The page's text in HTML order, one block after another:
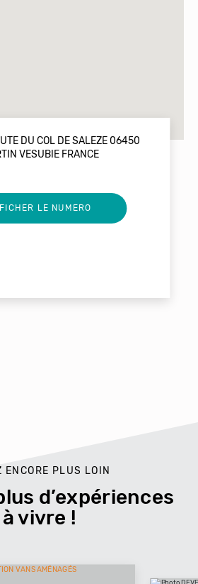
DU COL DE SALEZE 06450
VESUBIE FRANCE
LE NUMERO
ENCORE PLUS LOIN
d’expériences
à vivre !